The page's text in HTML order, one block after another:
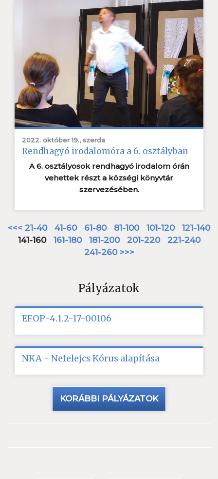
2022. október 19., szerda
Rendhagyó irodalomóra a 6. osztályban
A 6. osztályosok rendhagyó irodalom órán
vehettek részt a községi könyvtár
szervezésében.
<<< 21-40 41-60 61-80 81-100 101-120
121-140
141-160
161-180 181-200 201-220
221-240
241-260 >>>
Pályázatok
EFOP-4.1.2-17-00106
NKA - Nefelejcs Kórus alapítása
KORÁBBI PÁLYÁZATOK